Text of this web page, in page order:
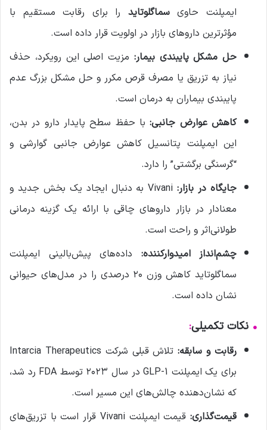
ایمپلنت حاویسماگلوتاید را برای رقابت مستقیم با
مؤثرترین داروهای بازار در اولویت قرار داده است.
حل مشکل پایبندی بیمار: مزیت اصلی این رویکرد، حذف
نیاز به تزریق یا مصرف قرص مکرر و حل مشکل بزرگ عدم
پایبندی بیماران به درمان است.
کاهش عوارض جانبی:با حفظ سطح پایدار دارو در بدن،
این ایمپلنت پتانسیل کاهش عوارض جانبی گوارشی و
“گرسنگی برگشتی” را دارد.
جایگاه در بازار:
Vivani به دنبال ایجاد یک بخش جدید و
معنادار در بازار داروهای چاقی با ارائه یک گزینه درمانی
طولانی‌اثر و راحت است.
چشم‌انداز امیدوارکننده: داده‌های پیش‌بالینی ایمپلنت
سماگلوتاید کاهش وزن ۲۰ درصدی را در مدل‌های حیوانی
نشان داده است.
• نکات تکمیلی:
رقابت و سابقه:
تلاش قبلی شرکت Intarcia Therapeutics
برای یک ایمپلنت GLP-1 در سال ۲۰۲۳ توسط FDA رد شد،
که نشان‌دهنده چالش‌های این مسیر است.
قیمت‌گذاری:
قیمت ایمپلنت Vivani قرار است با تزریق‌های